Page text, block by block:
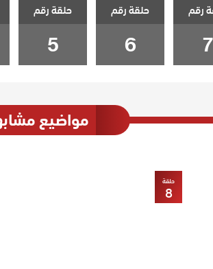
رقم
7
حلقة رقم
6
حلقة رقم
5
مواضيع
حلقة
8